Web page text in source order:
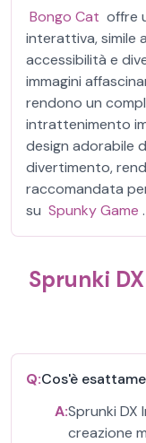
Bongo Cat offre
interattiva, simile
accessibilità e
immagini
rendono un
intrattenimento
design adorabile
divertimento,
raccomandata
su Spunky Game .
Sprunki
Q:Cos'è
A:Sprunki
creazione